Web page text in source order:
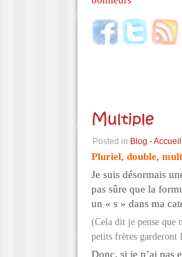
Multiple
Posted in Blog - Accueil
Pluriel, double,
Je suis désormais
pas sûre que la
un « s » dans ma
(Cela dit je pense que
petits frères
Donc, si je n’ai pas